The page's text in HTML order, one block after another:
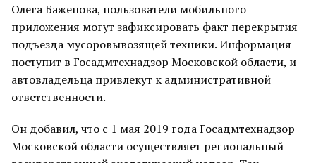
Олега Баженова, пользователи мобильного
приложения могут зафиксировать факт перекрытия
подъезда мусоровывозящей техники. Информация
поступит в Госадмтехнадзор Московской области, и
автовладельца привлекут к административной
ответственности.
Он добавил, что с 1 мая 2019 года Госадмтехнадзор
Московской области осуществляет региональный